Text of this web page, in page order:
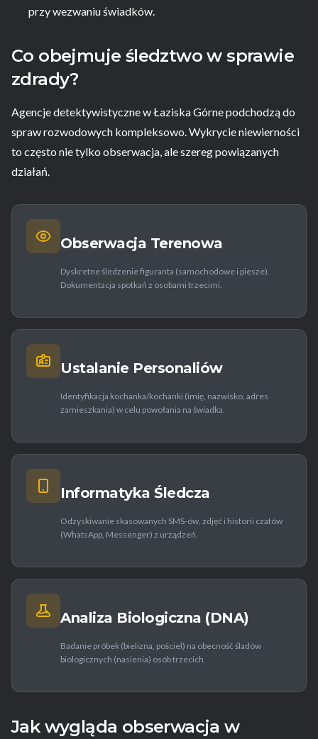
przy wezwaniu świadków.
Co obejmuje śledztwo w sprawie
zdrady?
Agencje detektywistyczne w Łaziska Górne podchodzą do
spraw rozwodowych kompleksowo. Wykrycie niewierności
to często nie tylko obserwacja, ale szereg powiązanych
działań.
Obserwacja Terenowa
Dyskretne śledzenie figuranta (samochodowe i piesze).
Dokumentacja spotkań z osobami trzecimi.
Ustalanie Personaliów
Identyfikacja kochanka/kochanki (imię, nazwisko, adres
zamieszkania) w celu powołania na świadka.
Informatyka Śledcza
Odzyskiwanie skasowanych SMS-ów, zdjęć i historii czatów
(WhatsApp, Messenger) z urządzeń.
Analiza Biologiczna (DNA)
Badanie próbek (bielizna, pościel) na obecność śladów
biologicznych (nasienia) osób trzecich.
Jak wygląda obserwacja w